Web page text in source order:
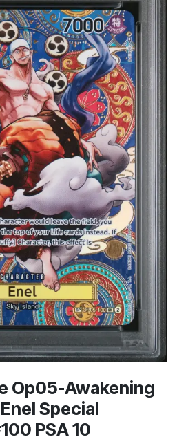
Op05-Awakening
Special
PSA 10